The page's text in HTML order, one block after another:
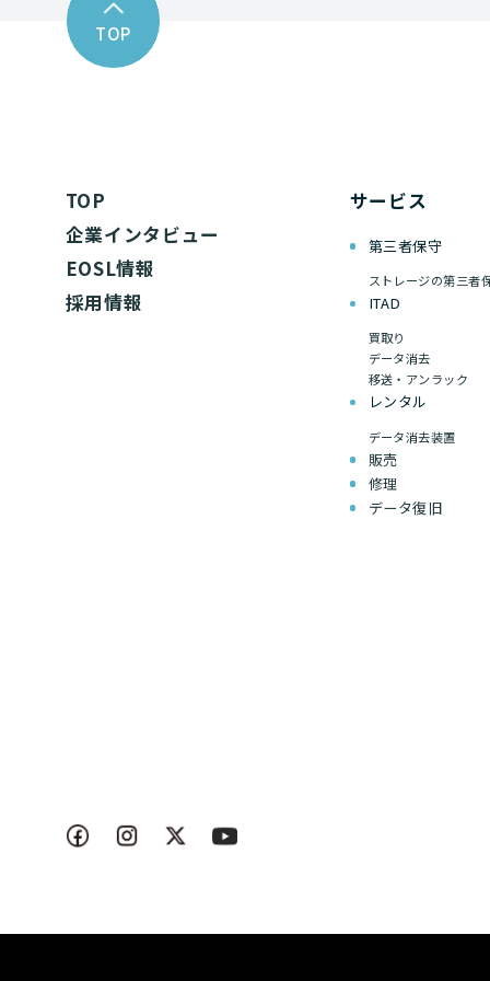
TOP
TOP
企業インタビュー
EOSL情報
採用情報
サービス
第三者保守
ストレージの第三者
ITAD
買取り
データ消去
移送・アンラック
レンタル
データ消去装置
販売
修理
データ復旧